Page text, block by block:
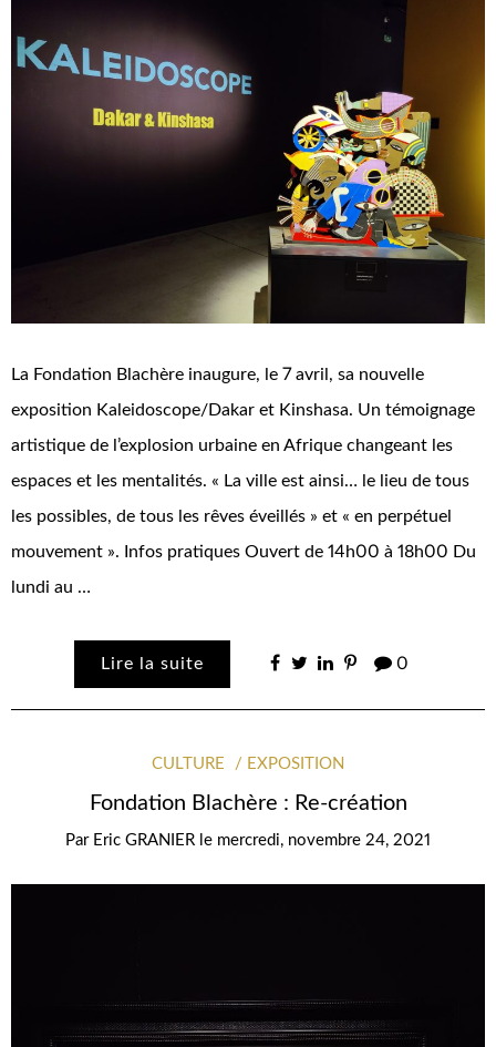
La Fondation Blachère inaugure, le 7 avril, sa nouvelle
exposition Kaleidoscope/Dakar et Kinshasa. Un témoignage
artistique de l’explosion urbaine en Afrique changeant les
espaces et les mentalités. « La ville est ainsi… le lieu de tous
les possibles, de tous les rêves éveillés » et « en perpétuel
mouvement ». Infos pratiques Ouvert de 14h00 à 18h00 Du
lundi au …
Lire la suite 0
CULTURE EXPOSITION
Fondation Blachère : Re-création
Par Eric GRANIER le mercredi, novembre 24, 2021